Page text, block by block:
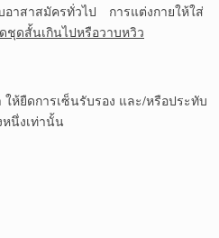
อาสาสมัครทั่วไป การแต่งกายให้ใส่
ชุดสั้นเกินไปหรือวาบหวิว
ห้ยืดการเซ็นรับรอง และ/หรือประทับ
นึ่งเท่านั้น